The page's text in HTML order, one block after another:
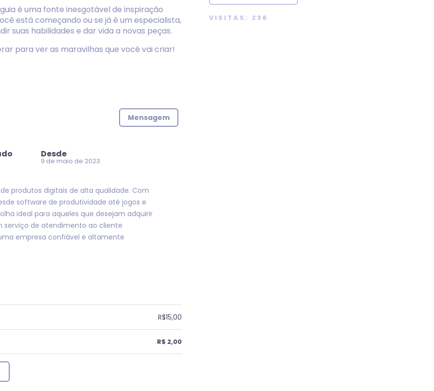
é uma fonte inesgotável de inspiração
está começando ou se já é um especialista,
suas habilidades e dar vida a novas peças.
para ver as maravilhas que você vai criar!
Desde
9 de maio de 2023
Mensagem
produtos digitais de alta qualidade. Com
software de produtividade até jogos e
ideal para aqueles que desejam adquirir
serviço de atendimento ao cliente
empresa confiável e altamente
R$15,00
R$ 2,00
VISITAS: 236